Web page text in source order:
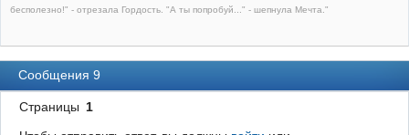
бесполезно!" - отрезала Гордость. "А ты попробуй..." - шепнула Мечта."
Сообщения 9
Страницы 1